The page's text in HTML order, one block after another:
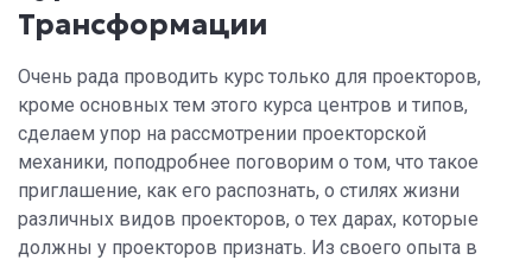
Трансформации
Очень рада проводить курс только для проекторов,
кроме основных тем этого курса центров и типов,
сделаем упор на рассмотрении проекторской
механики, поподробнее поговорим о том, что такое
приглашение, как его распознать, о стилях жизни
различных видов проекторов, о тех дарах, которые
должны у проекторов признать. Из своего опыта в